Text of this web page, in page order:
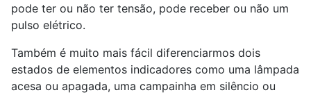
pode ter ou não ter tensão, pode receber ou não um
pulso elétrico.
Também é muito mais fácil diferenciarmos dois
estados de elementos indicadores como uma lâmpada
acesa ou apagada, uma campainha em silêncio ou